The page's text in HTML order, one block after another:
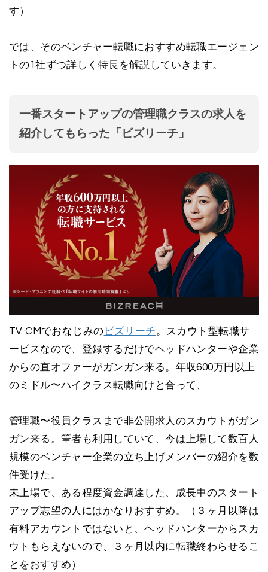
す）
では、そのベンチャー転職におすすめ転職エージェン
トの1社ずつ詳しく特長を解説していきます。
一番スタートアップの管理職クラスの求人を
紹介してもらった「ビズリーチ」
TV CMでおなじみの ビズリーチ。スカウト型転職サ
ービスなので、登録するだけでヘッドハンターや企業
からの直オファーがガンガン来る。年収600万円以上
のミドル〜ハイクラス転職向けと合って、
管理職〜役員クラスまで非公開求人のスカウトがガン
ガン来る。筆者も利用していて、今は上場して数百人
規模のベンチャー企業の立ち上げメンバーの紹介を数
件受けた。
未上場で、ある程度資金調達した、成長中のスタート
アップ志望の人にはかなりおすすめ。（３ヶ月以降は
有料アカウントではないと、ヘッドハンターからスカ
ウトもらえないので、３ヶ月以内に転職終わらせるこ
とをおすすめ）